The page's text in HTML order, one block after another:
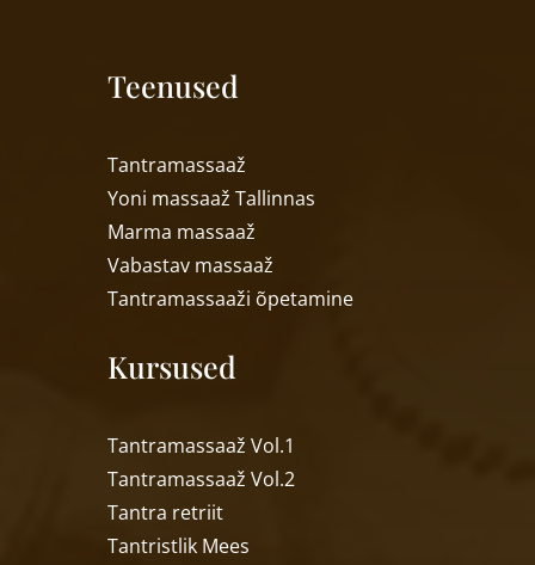
Teenused
Tantramassaaž
Yoni massaaž Tallinnas
Marma massaaž
Vabastav massaaž
Tantramassaaži õpetamine
Kursused
Tantramassaaž Vol.1
Tantramassaaž Vol.2
Tantra retriit
Tantristlik Mees